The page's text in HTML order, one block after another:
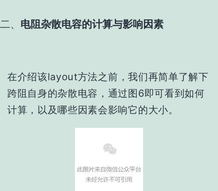
二、 电阻杂散电容的计算与影响因素
在介绍该layout方法之前，我们再简单了解下
跨阻自身的杂散电容，通过图6即可看到如何
计算，以及哪些因素会影响它的大小。